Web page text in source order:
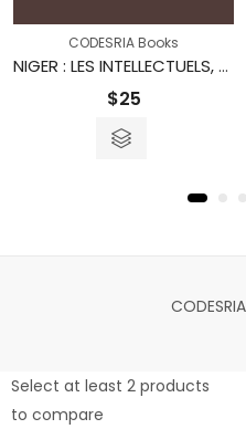
CODESRIA Books
NIGER : LES INTELLECTUELS, L’ÉTAT ET LA SOCIÉTÉ
$25
Select at least 2 products
to compare